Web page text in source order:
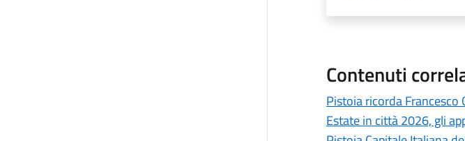
Contenuti
Pistoia ricorda Francesco
Estate in città 2026, gli